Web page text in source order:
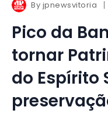
By jpnewsvitoria
Pico da
tornar
do Espírito